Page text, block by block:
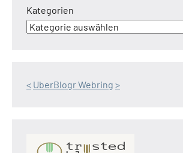
Kategorien
< UberBlogr Webring >